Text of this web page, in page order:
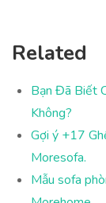
Related
Bạn Đã Biết
Không?
Gợi ý +17
Moresofa.
Mẫu sofa